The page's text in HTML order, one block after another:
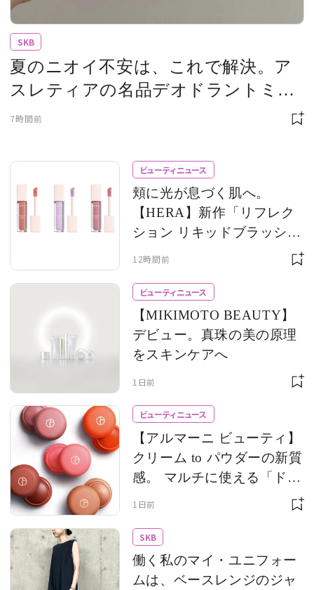
SKB
夏のニオイ不安は、これで解決。ア
スレティアの名品デオドラントミス
ト
7時間前
ビューティニュース
頬に光が息づく肌へ。
【HERA】新作「リフレク
ション リキッドブラッシ
ュ」の美肌映えがお見事！
12時間前
ビューティニュース
【MIKIMOTO BEAUTY】
デビュー。真珠の美の原理
をスキンケアへ
1日前
ビューティニュース
【アルマーニ ビューティ】
クリーム to パウダーの新質
感。 マルチに使える「ドル
チ ブラッシュ」で、軽やか
1日前
SKB
働く私のマイ・ユニフォー
ムは、ベースレンジのジャ